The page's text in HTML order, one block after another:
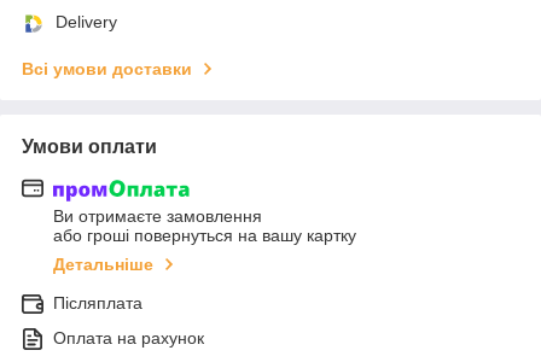
Delivery
Всі умови доставки
Умови оплати
Ви отримаєте замовлення
або гроші повернуться на вашу картку
Детальніше
Післяплата
Оплата на рахунок